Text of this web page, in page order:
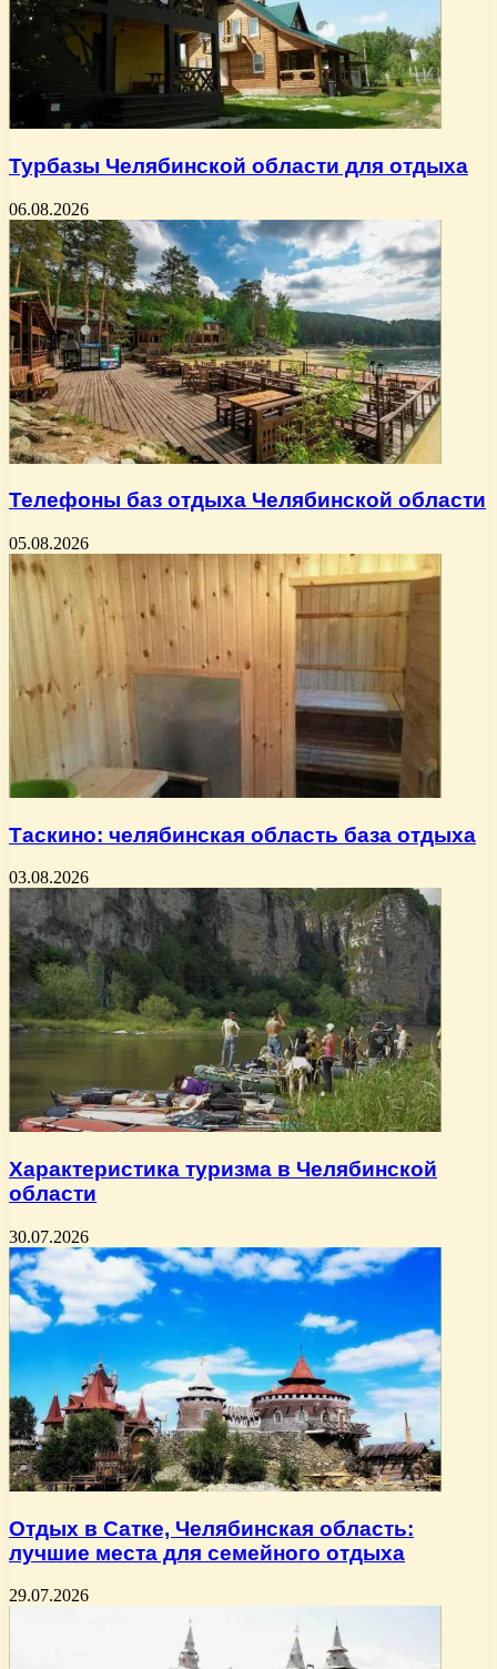
Турбазы Челябинской области для отдыха
06.08.2026
Телефоны баз отдыха Челябинской области
05.08.2026
Таскино: челябинская область база отдыха
03.08.2026
Характеристика туризма в Челябинской
области
30.07.2026
Отдых в Сатке, Челябинская область:
лучшие места для семейного отдыха
29.07.2026